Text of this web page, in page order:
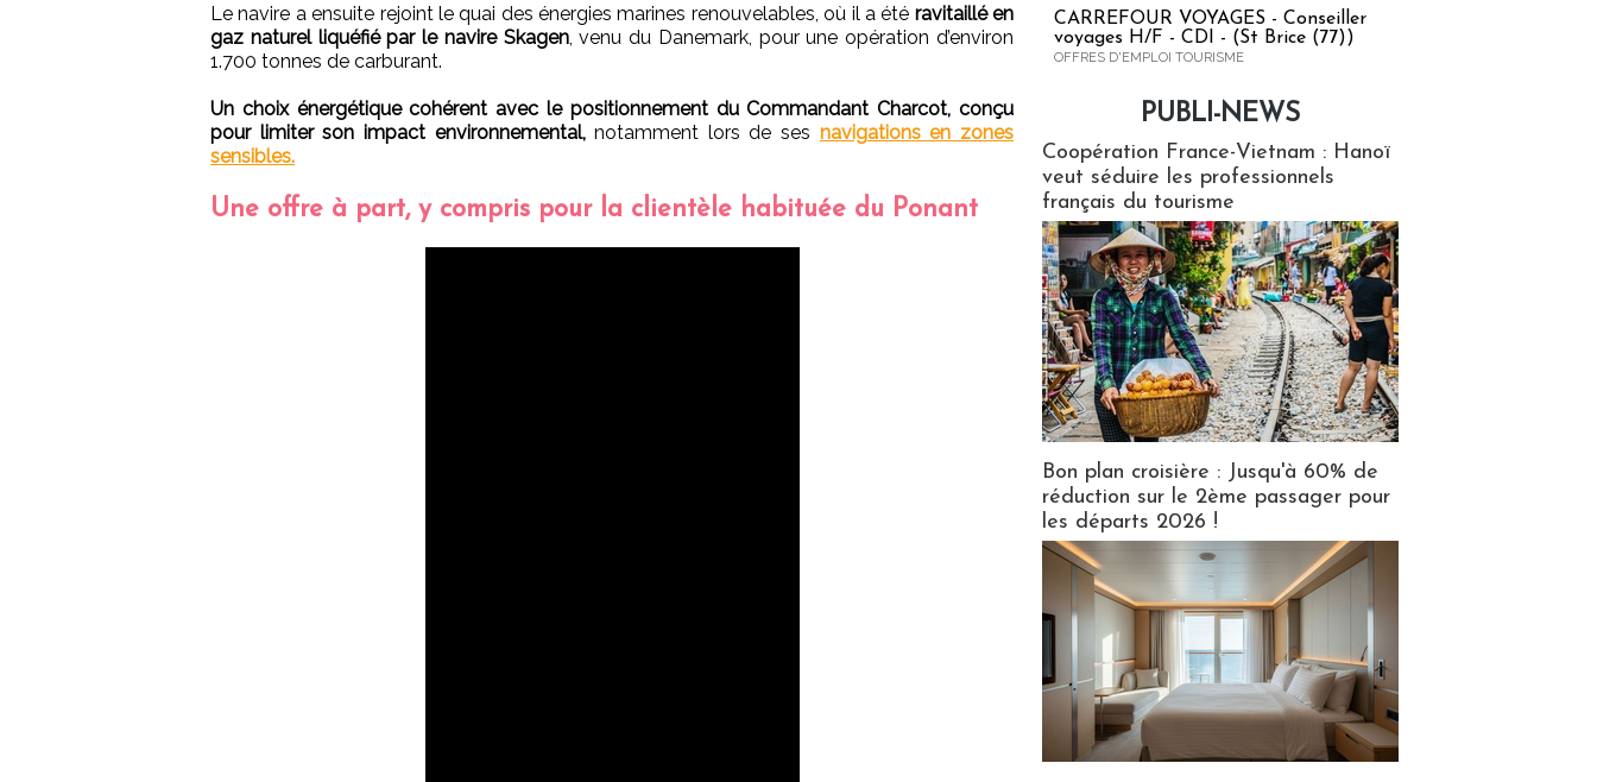
Le navire a ensuite rejoint le quai des énergies marines renouvelables, où il a été ravitaillé en
gaz naturel liquéfié par le navire Skagen, venu du Danemark, pour une opération d’environ
1.700 tonnes de carburant.
Un choix énergétique cohérent avec le positionnement du Commandant Charcot, conçu
pour limiter son impact environnemental,notamment lors de ses navigations en zones
sensibles.
Une offre à part, y compris pour la clientèle habituée du Ponant
CARREFOUR VOYAGES - Conseiller
voyages H/F - CDI - (St Brice (77))
OFFRES D'EMPLOI TOURISME
PUBLI-NEWS
Coopération France-Vietnam : Hanoï
veut séduire les professionnels
français du tourisme
Bon plan croisière : Jusqu'à 60% de
réduction sur le 2ème passager pour
les départs 2026 !